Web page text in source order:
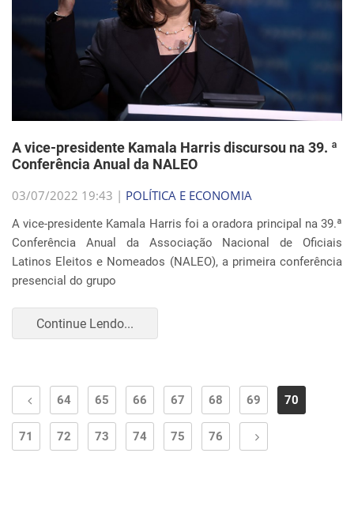
A vice-presidente Kamala Harris discursou na 39. ª
Conferência Anual da NALEO
03/07/2022 19:43 | POLÍTICA E ECONOMIA
A vice-presidente Kamala Harris foi a oradora principal na 39.ª
Conferência Anual da Associação Nacional de Oficiais
Latinos Eleitos e Nomeados (NALEO), a primeira conferência
presencial do grupo
Continue Lendo...
64 65 66 67 68 69 70
71 72 73 74 75 76